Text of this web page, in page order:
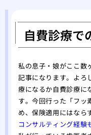
自費診療で
私の息子・娘がここ数
記事になります。よろ
療になるか自費診療に
す。今回行った「フッ
め、保険適用にはなら
コンサルティング経験